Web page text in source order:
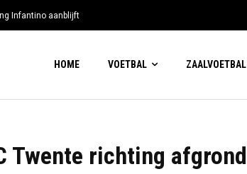
Infantino aanblijft
HOME VOETBAL ZAALVOETBAL
Twente richting afgrond